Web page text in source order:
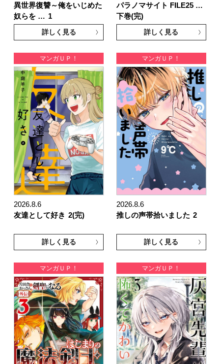
異世界復讐～俺をいじめた
奴らを … 1
詳しく見る
パラノマサイト FILE25 …
下巻(完)
詳しく見る
マンガＵＰ！
2026.8.6
友達として好き 2(完)
詳しく見る
マンガＵＰ！
2026.8.6
推しの声帯拾いました 2
詳しく見る
マンガＵＰ！ マンガＵＰ！